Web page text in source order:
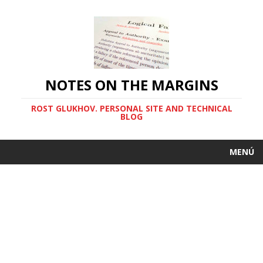
NOTES ON THE MARGINS
ROST GLUKHOV. PERSONAL SITE AND TECHNICAL
BLOG
MENÚ